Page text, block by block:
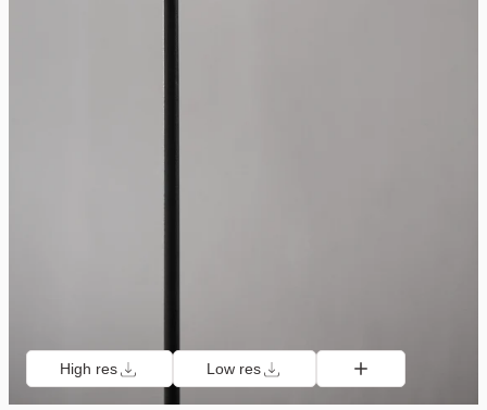
High res Low res